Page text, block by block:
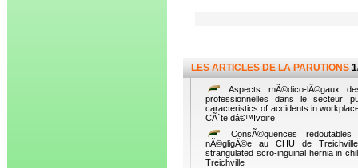
LES ARTICLES DE LA PARUTIONS
Aspects mÃ©dico-lÃ©gaux
professionnelles dans le secteur
caracteristics of accidents in
CÃ´te dâ€™Ivoire
ConsÃ©quences
nÃ©gligÃ©e au CHU de
strangulated scro-inguinal hernia in
Treichville